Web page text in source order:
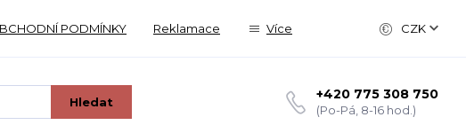
PODMÍNKY Reklamace Více CZK
Hledat +420 775 308 750
(Po-Pá, 8-16 hod.)